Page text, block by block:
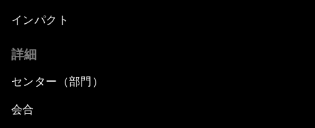
インパクト
詳細
センター（部門）
会合